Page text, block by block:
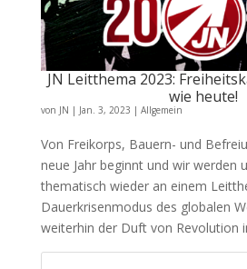
JN Leitthema 2023:
wie heute!
von JN | Jan. 3, 2023 | Allgemein
Von Freikorps, Bauern- und
neue Jahr beginnt und wir werden
thematisch wieder an einem
Dauerkrisenmodus des globalen
weiterhin der Duft von Revolution